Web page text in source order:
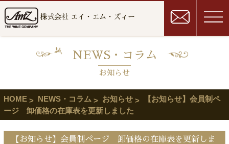
株式会社 エイ・エム・ズィー
NEWS・コラム
お知らせ
HOME NEWS・コラム お知らせ
【お知らせ】会員制ペ
ージ 卸価格の在庫表を更新しました
【お知らせ】会員制ページ 卸価格の在庫表を更新しま